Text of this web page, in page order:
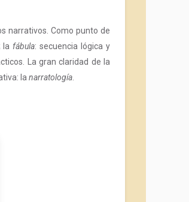
narrativos. Como punto de
la fábula: secuencia lógica y
La gran claridad de la
la narratología